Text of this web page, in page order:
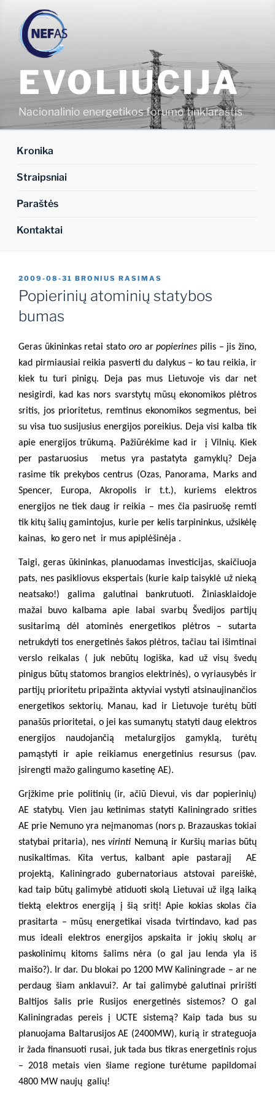
turinio
EVOLIUCIJA
Nacionalinio energetikos forumo tinklaraštis
Kronika
Straipsniai
Paraštės
Kontaktai
PASKELBTA
2009-08-31 BRONIUS RASIMAS
Popierinių atominių statybos
bumas
Geras ūkininkas retai stato oro arpopierines pilis – jis žino,
kad pirmiausiai reikia pasverti du dalykus – ko tau reikia, ir
kiek tu turi pinigų. Deja pas mus Lietuvoje vis dar net
nesigirdi, kad kas nors svarstytų mūsų ekonomikos plėtros
sritis, jos prioritetus, remtinus ekonomikos segmentus, bei
su visa tuo susijusius energijos poreikius. Deja visi kalba tik
apie energijos trūkumą. Pažiūrėkime kad ir
į Vilnių. Kiek
per pastaruosius
metus yra pastatyta gamyklų? Deja
rasime tik prekybos centrus (Ozas, Panorama, Marks and
Spencer, Europa, Akropolis ir t.t.), kuriems elektros
energijos ne tiek daug ir reikia – mes čia pasiruošę remti
tik kitų šalių gamintojus, kurie per kelis tarpininkus, užsikėlę
kainas,
ko gero net ir mus apiplėšinėja .
Taigi, geras ūkininkas, planuodamas investicijas, skaičiuoja
pats, nes pasikliovus ekspertais (kurie kaip taisyklė už nieką
neatsako!) galima galutinai bankrutuoti. Žiniasklaidoje
mažai buvo kalbama apie labai svarbų Švedijos partijų
susitarimą dėl atominės energetikos plėtros – sutarta
netrukdyti tos energetinės šakos plėtros, tačiau tai išimtinai
verslo reikalas ( juk nebūtų logiška, kad už visų švedų
pinigus būtų statomos brangios elektrinės), o vyriausybės ir
partijų prioritetu pripažinta aktyviai vystyti atsinaujinančios
energetikos sektorių. Manau, kad ir Lietuvoje turėtų būti
panašūs prioritetai, o jei kas sumanytų statyti daug elektros
energijos naudojančią metalurgijos gamyklą, turėtų
pamąstyti ir apie reikiamus energetinius resursus (pav.
įsirengti mažo galingumo kasetinę AE).
Grįžkime prie politinių (ir, ačiū Dievui, vis dar popierinių)
AE statybų. Vien jau ketinimas statyti Kaliningrado srities
AE prie Nemuno yra neįmanomas (nors p. Brazauskas tokiai
statybai pritaria), nesvirinti Nemuną ir Kuršių marias būtų
nusikaltimas. Kita vertus, kalbant apie pastarajį AE
projektą, Kaliningrado gubernatoriaus atstovai pareiškė,
kad taip būtų galimybė atiduoti skolą Lietuvai už ilgą laiką
tiektą elektros energiją į šią sritį! Apie kokias skolas čia
prasitarta – mūsų energetikai visada tvirtindavo, kad pas
mus ideali elektros energijos apskaita ir jokių skolų ar
paskolinimų kitoms šalims nėra (o gal jau lenda yla iš
maišo?). Ir dar. Du blokai po 1200 MW Kaliningrade – ar ne
perdaug šiam anklavui?. Ar tai galimybė galutinai pririšti
Baltijos šalis prie Rusijos energetinės sistemos? O gal
Kaliningradas pereis į UCTE sistemą? Kaip tada bus su
planuojama Baltarusijos AE (2400MW), kurią ir strateguoja
ir žada finansuoti rusai, juk tada bus tikras energetinis rojus
– 2018 metais vien šiame regione turėtume papildomai
4800 MW naujų galių!